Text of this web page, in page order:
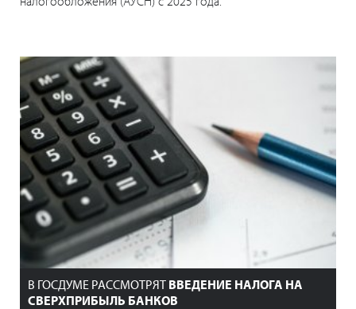
В ГОСДУМЕ РАССМОТРЯТ ВВЕДЕНИЕ НАЛОГА НА
СВЕРХПРИБЫЛЬ БАНКОВ